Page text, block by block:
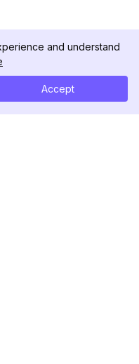
and understand
Accept